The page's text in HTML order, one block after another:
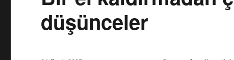
düşünceler